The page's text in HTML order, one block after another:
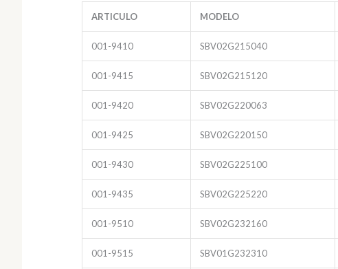
ARTICULO MODELO
001-9410 SBV02G215040
001-9415 SBV02G215120
001-9420 SBV02G220063
001-9425 SBV02G220150
001-9430 SBV02G225100
001-9435 SBV02G225220
001-9510 SBV02G232160
001-9515 SBV01G232310